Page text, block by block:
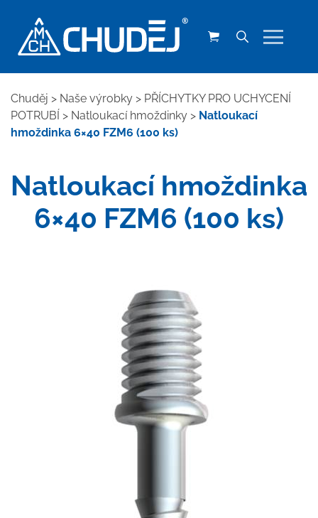
Chuděj > Naše výrobky > PŘÍCHYTKY PRO UCHYCENÍ
POTRUBÍ > Natloukací hmoždinky > Natloukací
hmoždinka 6×40 FZM6 (100 ks)
Natloukací hmoždinka
6×40 FZM6 (100 ks)